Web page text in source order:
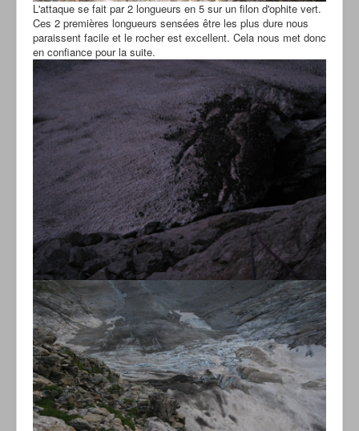
L'attaque se fait par 2 longueurs en 5 sur un filon d'ophite vert.
Ces 2 premières longueurs sensées être les plus dure nous
paraissent facile et le rocher est excellent. Cela nous met donc
en confiance pour la suite.